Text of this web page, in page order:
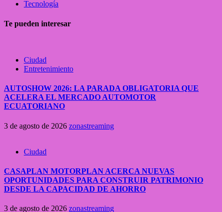
Tecnología
Te pueden interesar
Ciudad
Entretenimiento
AUTOSHOW 2026: LA PARADA OBLIGATORIA QUE
ACELERA EL MERCADO AUTOMOTOR
ECUATORIANO
3 de agosto de 2026 zonastreaming
Ciudad
CASAPLAN MOTORPLAN ACERCA NUEVAS
OPORTUNIDADES PARA CONSTRUIR PATRIMONIO
DESDE LA CAPACIDAD DE AHORRO
3 de agosto de 2026 zonastreaming